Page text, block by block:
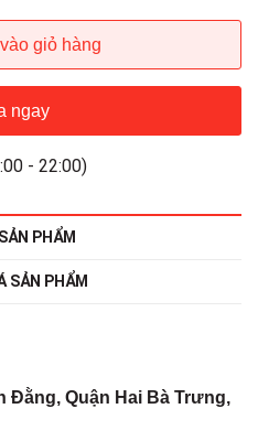
giỏ hàng
ngay
- 22:00)
PHẨM
SẢN PHẨM
Đằng, Quận Hai Bà Trưng,